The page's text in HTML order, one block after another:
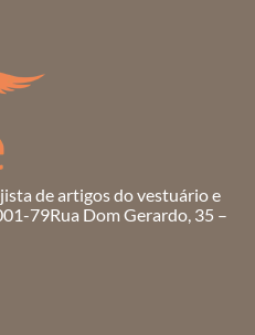
de artigos do vestuário e
79Rua Dom Gerardo, 35 –